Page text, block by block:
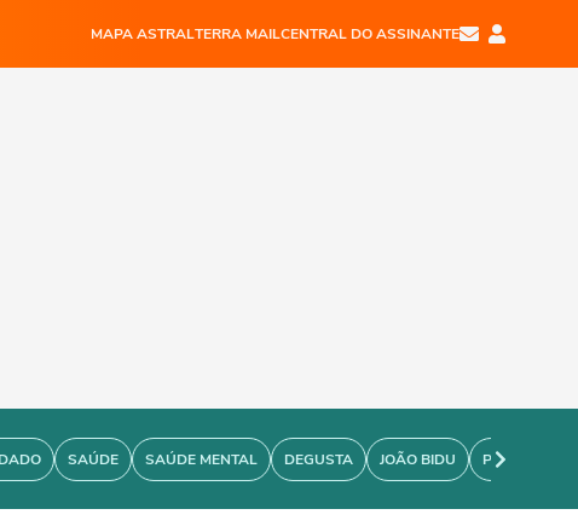
MAPA ASTRALTERRA MAILCENTRAL DO ASSINANTE
SAÚDE SAÚDE MENTAL DEGUSTA JOÃO BIDU PERSONARE